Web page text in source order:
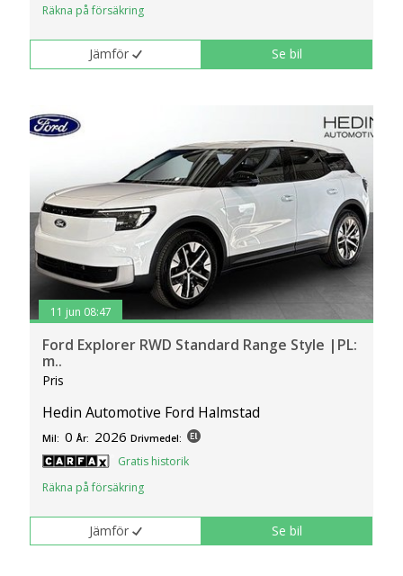
Räkna på försäkring
Jämför Se bil
11 jun 08:47
Ford Explorer RWD Standard Range Style |PL:
m..
Pris
Hedin Automotive Ford Halmstad
Mil: 0 År: 2026 Drivmedel:
Gratis historik
Räkna på försäkring
Jämför Se bil